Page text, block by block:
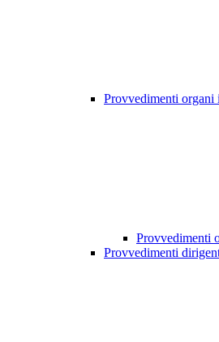
Provvedimenti
Provvedimenti
Provvedimenti